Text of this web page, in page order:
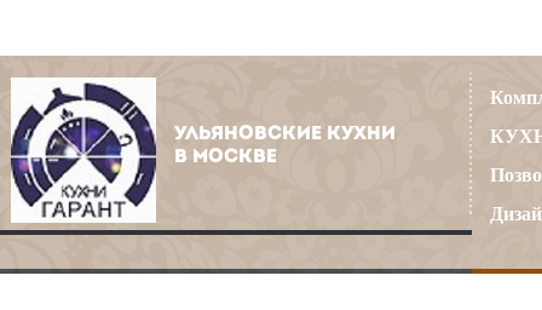
УЛЬЯНОВСКИЕ КУХНИ
В МОСКВЕ